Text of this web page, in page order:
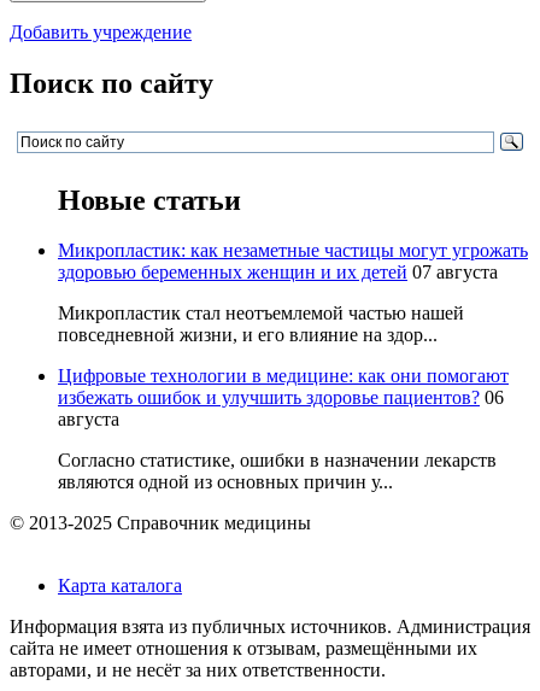
Добавить учреждение
Поиск по сайту
Новые статьи
Микропластик: как незаметные частицы могут угрожать
здоровью беременных женщин и их детей 07 августа
Микропластик стал неотъемлемой частью нашей
повседневной жизни, и его влияние на здор...
Цифровые технологии в медицине: как они помогают
избежать ошибок и улучшить здоровье пациентов? 06
августа
Согласно статистике, ошибки в назначении лекарств
являются одной из основных причин у...
© 2013-2025 Справочник медицины
Карта каталога
Информация взята из публичных источников. Администрация
сайта не имеет отношения к отзывам, размещёнными их
авторами, и не несёт за них ответственности.